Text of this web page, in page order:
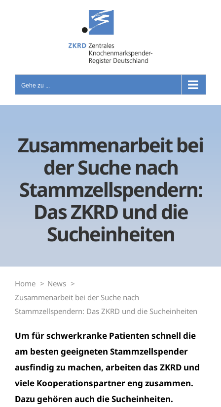
Gehe zu ...
Zusammenarbeit bei
der Suche nach
Stammzellspendern:
Das ZKRD und die
Sucheinheiten
Home
News
Zusammenarbeit bei der Suche nach
Stammzellspendern: Das ZKRD und die Sucheinheiten
Um für schwerkranke Patienten schnell die
am besten geeigneten Stammzellspender
ausfindig zu machen, arbeiten das ZKRD und
viele Kooperationspartner eng zusammen.
Dazu gehören auch die Sucheinheiten.